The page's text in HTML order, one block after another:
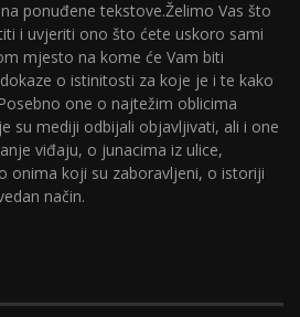
ponuđene tekstove.Želimo Vas što
i uvjeriti ono što ćete uskoro sami
mjesto na kome će Vam biti
o istinitosti za koje je i te kako
one o najtežim oblicima
su mediji odbijali objavljivati, ali i one
viđaju, o junacima iz ulice,
onima koji su zaboravljeni, o istoriji
način.